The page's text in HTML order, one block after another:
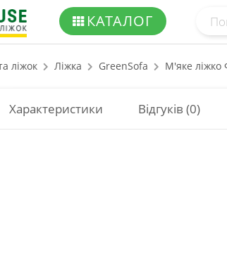
КАТАЛОГ
ліжок Ліжка GreenSofa М'яке
Характеристики Відгуків (0)